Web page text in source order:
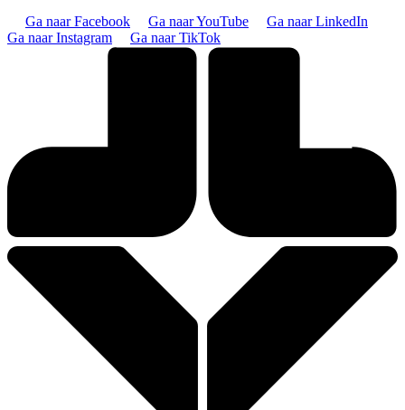
Ga naar Facebook Ga naar YouTube
Ga naar LinkedIn
Ga naar Instagram
Ga naar TikTok